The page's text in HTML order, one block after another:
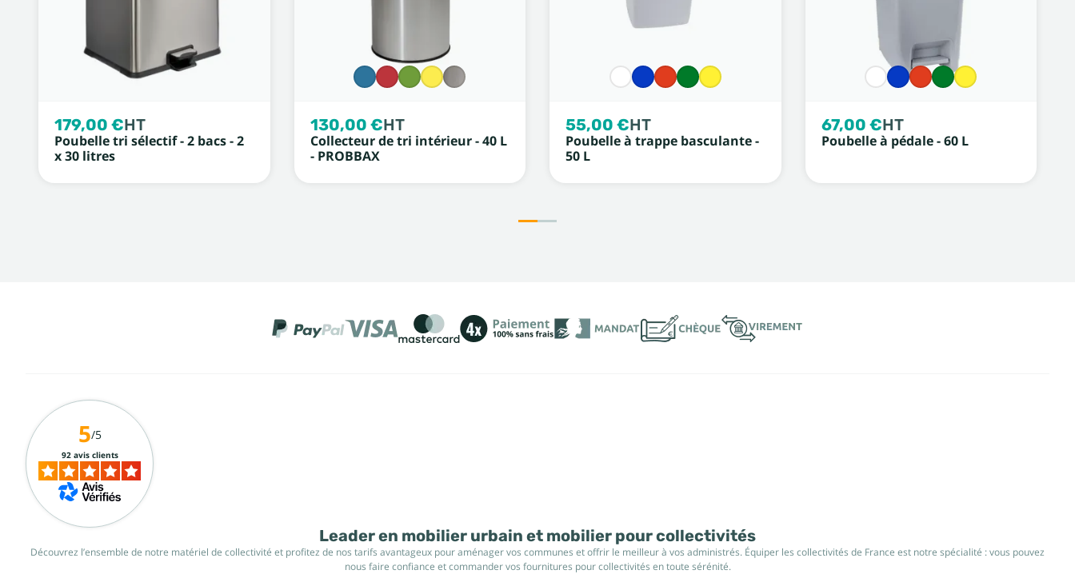
179,00 €HT
Poubelle tri sélectif - 2 bacs - 2
x 30 litres
130,00 €HT
Collecteur de tri intérieur - 40 L
- PROBBAX
55,00 €HT
Poubelle à trappe basculante -
50 L
67,00 €HT
Poubelle à pédale - 60 L
Leader en mobilier urbain et mobilier pour collectivités
Découvrez l’ensemble de notre matériel de collectivité et profitez de nos tarifs avantageux pour aménager vos communes et offrir le meilleur à vos administrés. Équiper les collectivités de France est notre spécialité : vous pouvez
nous faire confiance et commander vos fournitures pour collectivités en toute sérénité.
5/5
92 avis clients